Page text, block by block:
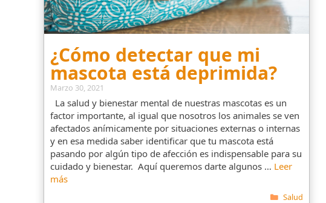
¿Cómo detectar que mi
mascota está deprimida?
Marzo 30, 2021
La salud y bienestar mental de nuestras mascotas es un
factor importante, al igual que nosotros los animales se ven
afectados anímicamente por situaciones externas o internas
y en esa medida saber identificar que tu mascota está
pasando por algún tipo de afección es indispensable para su
cuidado y bienestar. Aquí queremos darte algunos … Leer
más
Categorías
Salud